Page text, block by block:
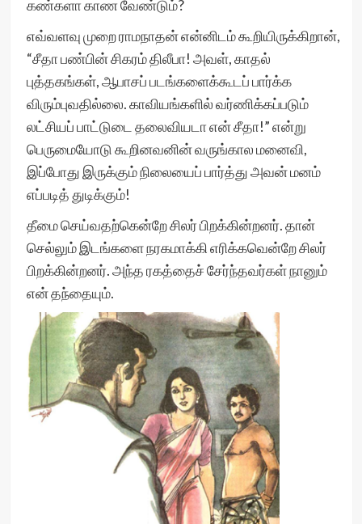
கண்களா காண வேண்டும்?
எவ்வளவு முறை ராமநாதன் என்னிடம் கூறியிருக்கிறான்,
“சீதா பண்பின் சிகரம் திலீபா! அவள், காதல்
புத்தகங்கள், ஆபாசப் படங்களைக்கூடப் பார்க்க
விரும்புவதில்லை. காவியங்களில் வர்ணிக்கப்படும்
லட்சியப் பாட்டுடை தலைவியடா என் சீதா!” என்று
பெருமையோடு கூறினவனின் வருங்கால மனைவி,
இப்போது இருக்கும் நிலையைப் பார்த்து அவன் மனம்
எப்படித் துடிக்கும்!
தீமை செய்வதற்கென்றே சிலர் பிறக்கின்றனர். தான்
செல்லும் இடங்களை நரகமாக்கி எரிக்கவென்றே சிலர்
பிறக்கின்றனர். அந்த ரகத்தைச் சேர்ந்தவர்கள் நானும்
என் தந்தையும்.